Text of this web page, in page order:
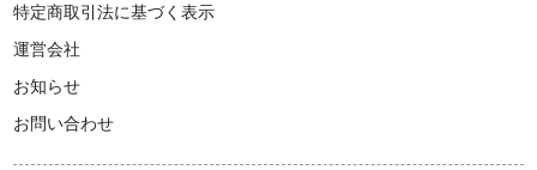
特定商取引法に基づく表示
運営会社
お知らせ
お問い合わせ